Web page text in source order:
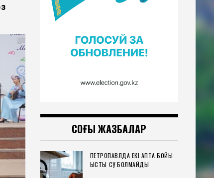
СОҢҒЫ ЖАЗБАЛАР
ПЕТРОПАВЛДА ЕКІ АПТА БОЙЫ
ЫСТЫҚ СУ БОЛМАЙДЫ